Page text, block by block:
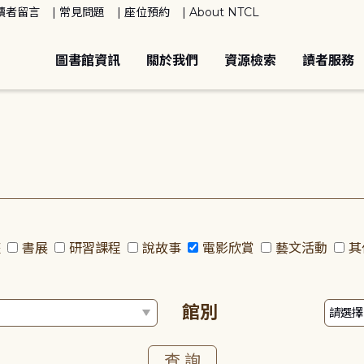
者留言 常見問題 座位預約 About NTCL
圖書館資訊 關於我們 資源檢索 讀者服務
書展 研習課程 說故事 電影欣賞 藝文活動
館別